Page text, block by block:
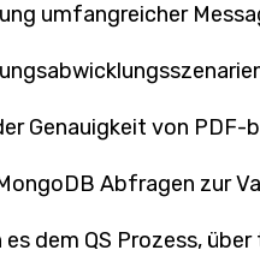
umfangreicher
Genauigkeit von
Abfragen zur
dem QS Prozess,